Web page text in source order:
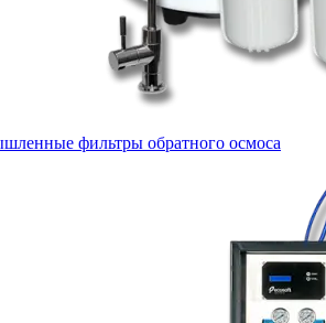
фильтры обратного осмоса